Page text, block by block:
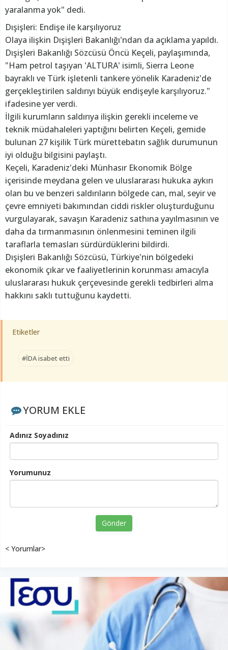
yaralanma yok" dedi.
Dışişleri: Endişe ile karşılıyoruz
Olaya ilişkin Dışişleri Bakanlığı'ndan da açıklama yapıldı.
Dışişleri Bakanlığı Sözcüsü Öncü Keçeli, paylaşımında,
"Ham petrol taşıyan 'ALTURA' isimli, Sierra Leone
bayraklı ve Türk işletenli tankere yönelik Karadeniz'de
gerçekleştirilen saldırıyı büyük endişeyle karşılıyoruz."
ifadesine yer verdi.
İlgili kurumların saldırıya ilişkin gerekli inceleme ve
teknik müdahaleleri yaptığını belirten Keçeli, gemide
bulunan 27 kişilik Türk mürettebatın sağlık durumunun
iyi olduğu bilgisini paylaştı.
Keçeli, Karadeniz'deki Münhasır Ekonomik Bölge
içerisinde meydana gelen ve uluslararası hukuka aykırı
olan bu ve benzeri saldırıların bölgede can, mal, seyir ve
çevre emniyeti bakımından ciddi riskler oluşturduğunu
vurgulayarak, savaşın Karadeniz sathına yayılmasının ve
daha da tırmanmasının önlenmesini teminen ilgili
taraflarla temasları sürdürdüklerini bildirdi.
Dışişleri Bakanlığı Sözcüsü, Türkiye'nin bölgedeki
ekonomik çıkar ve faaliyetlerinin korunması amacıyla
uluslararası hukuk çerçevesinde gerekli tedbirleri alma
hakkını saklı tuttuğunu kaydetti.
Etiketler
#İDA isabet etti
YORUM EKLE
Adınız Soyadınız
Yorumunuz
Gönder
< Yorumlar>